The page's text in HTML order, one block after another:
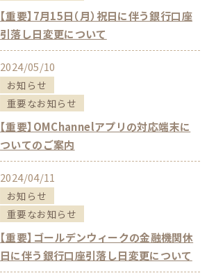
【重要】7月15日（月）祝日に伴う銀行口座
引落し日変更について
2024/05/10
お知らせ
重要なお知らせ
【重要】OMChannelアプリの対応端末に
ついてのご案内
2024/04/11
お知らせ
重要なお知らせ
【重要】ゴールデンウィークの金融機関休
日に伴う銀行口座引落し日変更について